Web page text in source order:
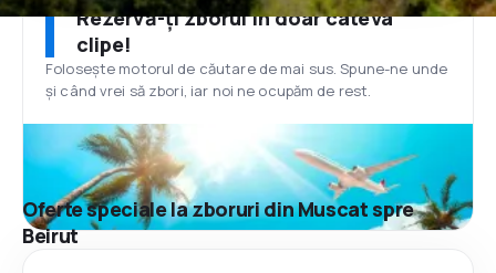
Rezervă-ți zborul în doar câteva
clipe!
Folosește motorul de căutare de mai sus. Spune-ne unde
și când vrei să zbori, iar noi ne ocupăm de rest.
Oferte speciale la zboruri din Muscat spre
Beirut